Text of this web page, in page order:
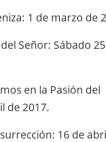
1 de marzo de
Señor: Sábado
en la Pasión del
de 2017.
16 de